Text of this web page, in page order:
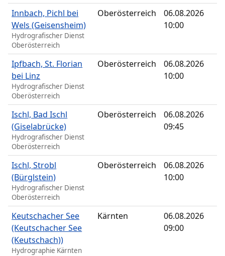
Innbach, Pichl bei
Wels (Geisensheim)
Hydrografischer Dienst
Oberösterreich
Oberösterreich
06.08.2026
10:00
Ipfbach, St. Florian
bei Linz
Hydrografischer Dienst
Oberösterreich
Oberösterreich
06.08.2026
10:00
Ischl, Bad Ischl
(Giselabrücke)
Hydrografischer Dienst
Oberösterreich
Oberösterreich
06.08.2026
09:45
Ischl, Strobl
(Bürglstein)
Hydrografischer Dienst
Oberösterreich
Oberösterreich
06.08.2026
10:00
Keutschacher See
(Keutschacher See
(Keutschach))
Hydrographie Kärnten
Kärnten
06.08.2026
09:00